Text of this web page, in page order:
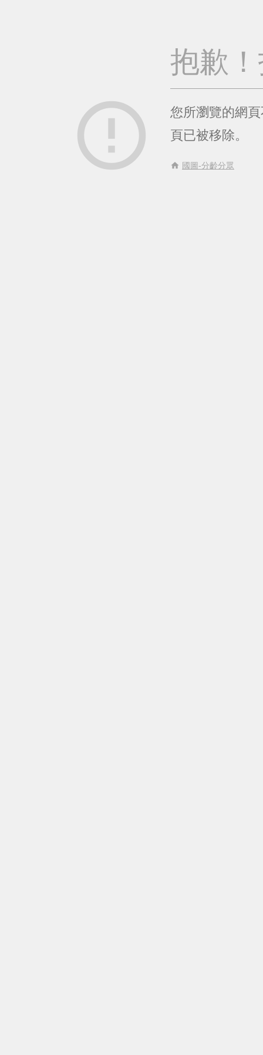
error_outline
抱歉
您所瀏覽的網
頁已被移除。
home 國圖-分齡分眾